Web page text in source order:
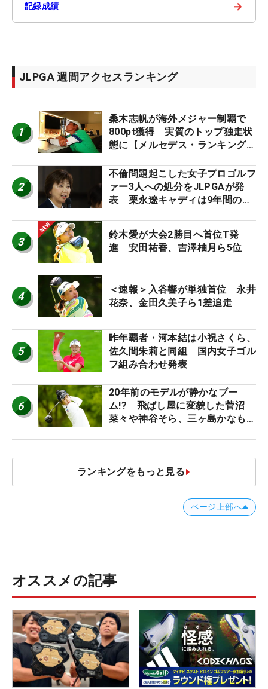
記録成績 →
JLPGA 週間アクセスランキング
1
桑木志帆が海外メジャー制覇で
800pt獲得 実質のトップ独走状
態に【メルセデス・ランキング番
2
不倫問題起こした女子プロゴルフ
ァー3人への処分をJLPGAが発
表 栗永遼キャディは9年間の立
3
鈴木愛が大会2勝目へ首位T発
進 安田祐香、吉澤柚月ら5位
4
＜速報＞入谷響が単独首位 永井
花奈、金田久美子ら1差追走
5
昨年覇者・河本結は小祝さくら、
佐久間朱莉と同組 国内女子ゴル
フ組み合わせ発表
6
20年前のモデルが静かなブー
ム!? 飛ばし屋に変貌した菅沼
菜々や神谷そら、三ヶ島かなも使
ランキングをもっと見る
ページ上部へ
オススメの記事